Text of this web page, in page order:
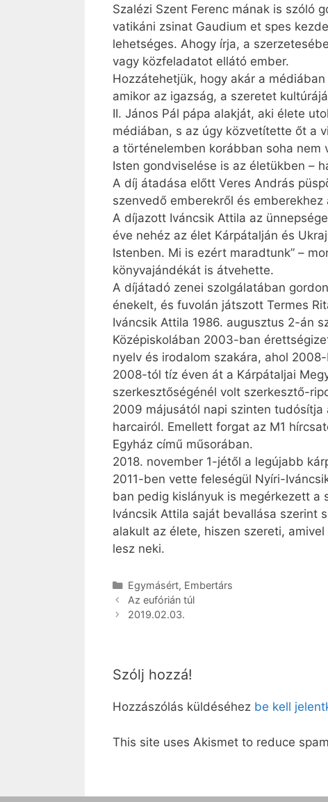
Szalézi Szent Ferenc mának is szóló
vatikáni zsinat Gaudium et spes
lehetséges. Ahogy írja, a
vagy közfeladatot ellátó ember.
Hozzátehetjük, hogy akár a
amikor az igazság, a szeretet
II. János Pál pápa alakját, aki élete
médiában, s az úgy közvetítette őt a
a történelemben korábban soha nem
Isten gondviselése is az életükben –
A díj átadása előtt Veres András
szenvedő emberekről és
A díjazott Iváncsik Attila az
éve nehéz az élet Kárpátalján és
Istenben. Mi is ezért maradtunk” –
könyvajándékát is átvehette.
A díjátadó zenei szolgálatában
énekelt, és fuvolán játszott Termes
Iváncsik Attila 1986. augusztus 2-án
Középiskolában 2003-ban
nyelv és irodalom szakára, ahol
2008-tól tíz éven át a Kárpátaljai
szerkesztőségénél volt szerkesztő-
2009 májusától napi szinten tudósítja
harcairól. Emellett forgat az M1
Egyház című műsorában.
2018. november 1-jétől a legújabb
2011-ben vette feleségül Nyíri-
ban pedig kislányuk is megérkezett a
Iváncsik Attila saját bevallása szerint
alakult az élete, hiszen szereti,
lesz neki.
Kategória
Egymásért, Embertárs
Az eufórián túl
2019.02.03.
Szólj hozzá!
Hozzászólás küldéséhez be kell
This site uses Akismet to reduce